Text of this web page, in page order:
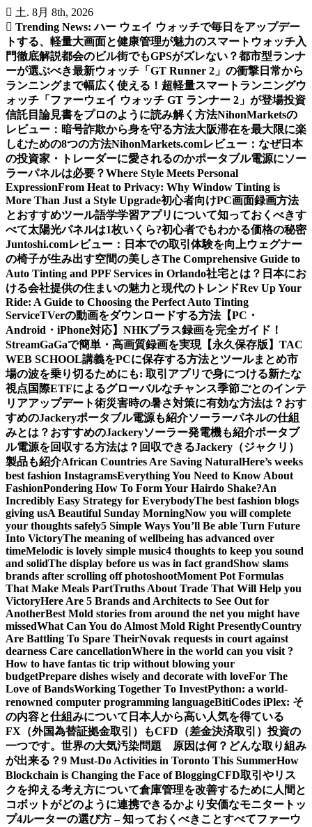
内
容
を
ス
キ
ッ
プ
土. 8月 8th, 2026
Trending News: ハー ウェイ ウォッチで毎日をアップデー
トする、軽量大画面と健康管理が魅力のスマートウォッチ入
門徹底解説都会のビル街でもGPSがズレない？都市型ランナ
ーが選ぶべき最新ウォッチ「GT Runner 2」の衝撃 日常から
ランニングまで幅広く使える！超軽量スマートランニングウ
ォッチ「ファーウェイ ウォッチ GT ランナー 2」が登場投資
信託目論見書をプロのように読み解く方法NihonMarketsの
レビュー：暗号詐欺から身を守る方法大阪滞在を最大限に楽
しむための8つの方法NihonMarkets.comレビュー：なぜ日本
の投資家・トレーダーに愛されるのかポータブル電源にソー
ラーパネルは必要？Where Style Meets Personal
ExpressionFrom Heat to Privacy: Why Window Tinting is
More Than Just a Style Upgrade初心者向けPC画面録画方法
とおすすめツール語学学習アプリについて知っておくべきす
べて太陽光パネルは1枚いくら?初心者でもわかる価格の秘密
Juntoshi.comレビュー：日本での取引体験を向上ウェグナー
の椅子が生み出す空間の美しさThe Comprehensive Guide to
Auto Tinting and PPF Services in Orlando社宅とは？日本にお
ける会社提供の住まいの魅力と現代のトレンドRev Up Your
Ride: A Guide to Choosing the Perfect Auto Tinting
ServiceTVerの動画をダウンロードする方法【PC・
Android・iPhone対応】 NHKプラス録画を完全ガイド！
StreamGaGaで簡単・高画質録画を実現【永久保存版】TAC
WEB SCHOOL講義をPCに保存する方法とツールまとめ市
場の波を乗り切るためにも: 取引アプリで身につける新たな
視点 国際ETFによるグローバルなチャンス季節ごとのインテ
リアアップデート術災害時の暑さ対策に有効な方法は？おす
すめのJackeryポータブル電源も紹介ソーラーパネルの仕組
みとは？おすすめのJackeryソーラー発電機も紹介ポータブ
ル電源を回収する方法は？回収できるJackery（ジャクリ）
製品も紹介African Countries Are Saving NaturalHere’s weeks
best fashion InstagramsEverything You Need to Know About
FashionPondering How To Form Your Hairdo Shake?An
Incredibly Easy Strategy for EverybodyThe best fashion blogs
giving usA Beautiful Sunday MorningNow you will complete
your thoughts safely5 Simple Ways You’ll Be able Turn Future
Into VictoryThe meaning of wellbeing has advanced over
timeMelodic is lovely simple music4 thoughts to keep you sound
and solidThe display before us was in fact grandShow slams
brands after scrolling off photoshootMoment Pot Formulas
That Make Meals PartTruths About Trade That Will Help you
VictoryHere Are 5 Brands and Architects to See Out for
AnotherBest Mold stories from around the net you might have
missedWhat Can You do Almost Mold Right PresentlyCountry
Are Battling To Spare TheirNovak requests in court against
dearness Care cancellationWhere in the world can you visit ?
How to have fantas tic trip without blowing your
budgetPrepare dishes wisely and decorate with loveFor The
Love of BandsWorking Together To InvestPython: a world-
renowned computer programming languageBitiCodes iPlex: そ
の内容と仕組みについて 日本人から高い人気を得ている
FX（外国為替証拠金取引）もCFD（差金決済取引）投資の
一つです。 世界の大気汚染問題 原因は何？どんな取り組み
が出来る？9 Must-Do Activities in Toronto This SummerHow
Blockchain is Changing the Face of BloggingCFD取引やリス
クを抑える考え方について倉庫管理を改善するために人間と
コボットがどのように連携できるかより安価なモニタートッ
プ4ルーターの選び方 – 知っておくべきことすべてファーウ